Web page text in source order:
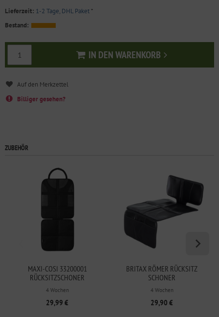
Lieferzeit: 1-2 Tage, DHL Paket*
Bestand:
IN DEN WARENKORB
In den Warenkorb
Billiger gesehen?
ZUBEHÖR
MAXI-COSI 33200001
RÜCKSITZSCHONER
4 Wochen
29,99 €
BRITAX RÖMER RÜCKSITZ
SCHONER
KINDERSITZUNTERLAGE
4 Wochen
29,90 €